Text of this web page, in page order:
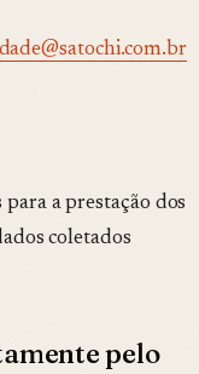
para a prestação dos
coletados
pelo